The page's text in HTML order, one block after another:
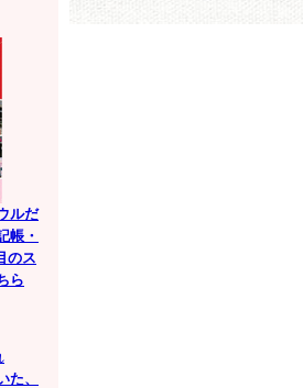
ルだ
帳・
のス
ら
た、